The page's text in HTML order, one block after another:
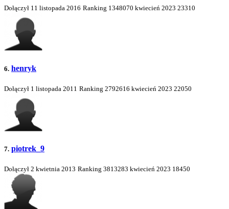
Dołączył 11 listopada 2016 Ranking 1348070 kwiecień 2023 23310
6. henryk
Dołączył 1 listopada 2011 Ranking 2792616 kwiecień 2023 22050
7. piotrek_9
Dołączył 2 kwietnia 2013 Ranking 3813283 kwiecień 2023 18450